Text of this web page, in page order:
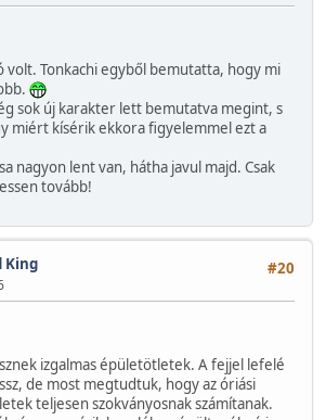
volt. Tonkachi egyből bemutatta, hogy mi
sok új karakter lett bemutatva megint, s
miért kísérik ekkora figyelemmel ezt a
nagyon lent van, hátha javul majd. Csak
tovább!
#20
King
izgalmas épületötletek. A fejjel lefelé
de most megtudtuk, hogy az óriási
teljesen szokványosnak számítanak.